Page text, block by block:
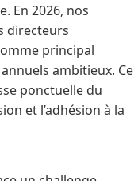
En 2026, nos
directeurs
principal
ambitieux. Ce
ponctuelle du
et l’adhésion à la